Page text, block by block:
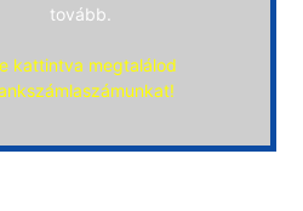
tovább.
kattintva megtalálod